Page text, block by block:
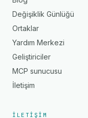
Değişiklik Günlüğü
Ortaklar
Yardım Merkezi
Geliştiriciler
MCP sunucusu
İletişim
İLETIŞIM